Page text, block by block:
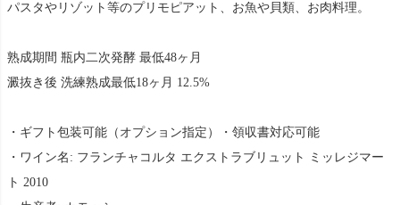
パスタやリゾット等のプリモピアット、お魚や貝類、お肉料理。
熟成期間 瓶内二次発酵 最低48ヶ月
澱抜き後 洗練熟成最低18ヶ月 12.5%
・ギフト包装可能（オプション指定）・領収書対応可能
・ワイン名: フランチャコルタ エクストラブリュット ミッレジマー
ト 2010